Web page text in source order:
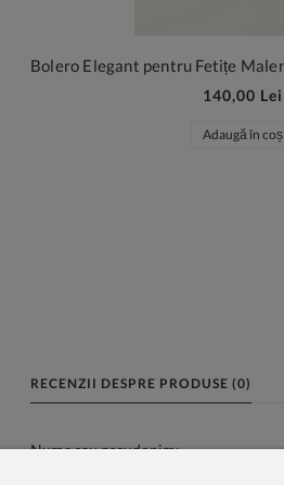
140,00 Lei
Adaugă în coș
RECENZII DESPRE PRODUSE (0)
Nume sau pseudonim: